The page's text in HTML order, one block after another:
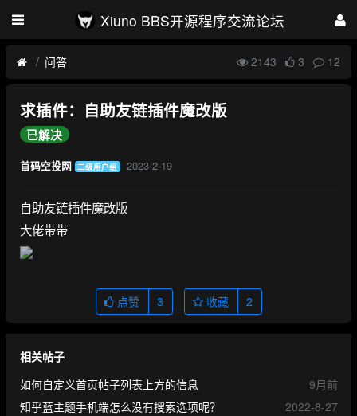
Xiuno BBS开源程序交流论坛
问答 2143 3 12
求插件：自助友链插件魔改版
已解决
首码空投网 二级用户组 2023-2-19
自助友链插件魔改版
大佬带带
点赞 3 收藏 2
相关帖子
如何自定义首页帖子列表上方的信息
9月前
知乎蓝主题手机端怎么没有搜索选项呢？
2022-8-27